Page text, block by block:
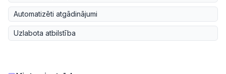
Automatizēti atgādinājumi
Uzlabota atbilstība